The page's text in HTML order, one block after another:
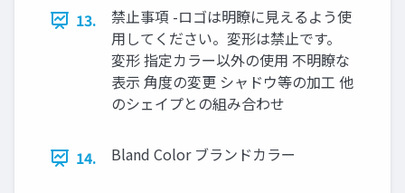
13.
禁止事項 -ロゴは明瞭に見えるよう使
用してください。変形は禁止です。
変形 指定カラー以外の使用 不明瞭な
表示 角度の変更 シャドウ等の加工 他
のシェイプとの組み合わせ
14. Bland Color ブランドカラー